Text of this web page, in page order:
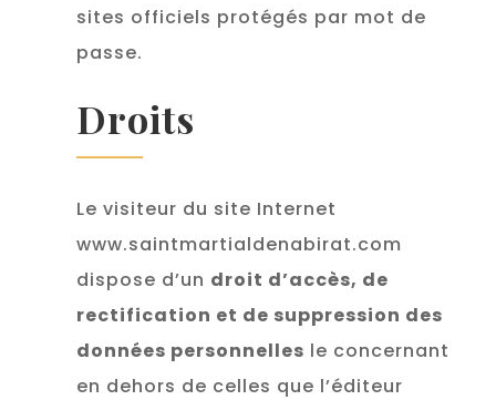
sites officiels protégés par mot de
passe.
Droits
Le visiteur du site Internet
www.saintmartialdenabirat.com
dispose d’un droit d’accès, de
rectification et de suppression des
données personnelles le concernant
en dehors de celles que l’éditeur